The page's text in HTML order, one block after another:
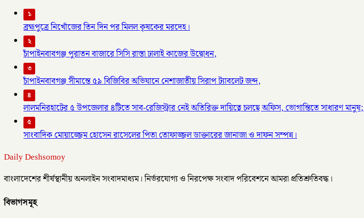
১
ব্রহ্মপুত্রে নিখোঁজের তিন দিন পর মিলল কৃষকের মরদেহ।
২
চাঁপাইনবাবগঞ্জ পুরাতন বাজারে সিসি রাস্তা ঢালাই কাজের উদ্বোধন,
৩
চাঁপাইনবাবগঞ্জ সীমান্তে ৫৯ বিজিবির অভিযানে নেশাজাতীয় সিরাপ ট্যাবলেট জব্দ,
৪
লালমনিরহাটের ৫ উপজেলার ৪টিতে সাব-রেজিস্ট্রার নেই অতিরিক্ত দায়িত্বে চলছে অফিস, ভোগান্তিতে সাধারণ মানুষ;
৫
সাংবাদিক মোয়াজ্জেম হোসেন রাসেলের পিতা তোফাজ্জল ডাক্তারের জানাজা ও দাফন সম্পন্ন।
Daily Deshsomoy
বাংলাদেশের শীর্ষস্থানীয় অনলাইন সংবাদমাধ্যম। নির্ভরযোগ্য ও নিরপেক্ষ সংবাদ পরিবেশনে আমরা প্রতিশ্রুতিবদ্ধ।
বিভাগসমূহ